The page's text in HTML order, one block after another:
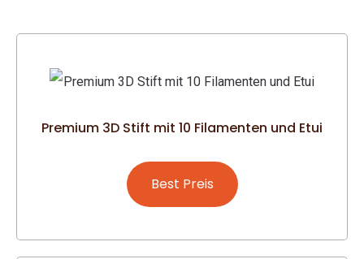
Premium 3D Stift mit 10 Filamenten und Etui
Best Preis